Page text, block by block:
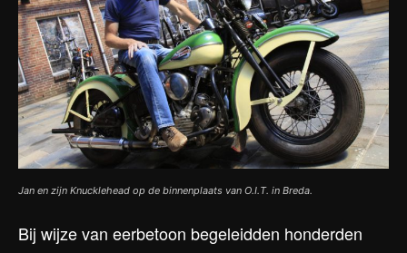
Jan en zijn Knucklehead op de binnenplaats van O.I.T. in Breda.
Bij wijze van eerbetoon begeleidden honderden